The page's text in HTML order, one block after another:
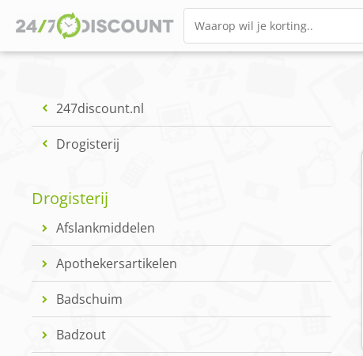
247discount.nl
Drogisterij
Drogisterij
Afslankmiddelen
Apothekersartikelen
Badschuim
Badzout